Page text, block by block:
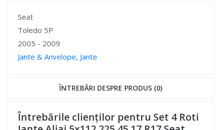
Specificații
Seat
Toledo 5P
2005 - 2009
Jante & Anvelope, Jante
ÎNTREBĂRI DESPRE PRODUS (0)
Întrebările clienților pentru Set 4 Roti